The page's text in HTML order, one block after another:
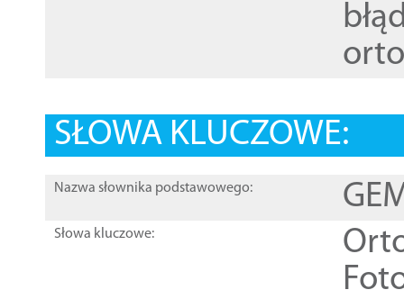
SŁOWA KLUCZOWE:
Nazwa słownika podstawowego:
Słowa kluczowe: